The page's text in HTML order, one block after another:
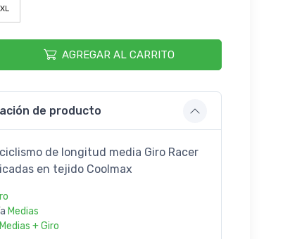
XL
AGREGAR AL CARRITO
de producto
de longitud media Giro Racer
en tejido Coolmax
Medias
Medias + Giro